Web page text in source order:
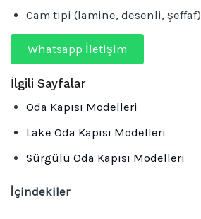
Cam tipi (lamine, desenli, şeffaf)
Whatsapp İletişim
İlgili Sayfalar
Oda Kapısı Modelleri
Lake Oda Kapısı Modelleri
Sürgülü Oda Kapısı Modelleri
İçindekiler